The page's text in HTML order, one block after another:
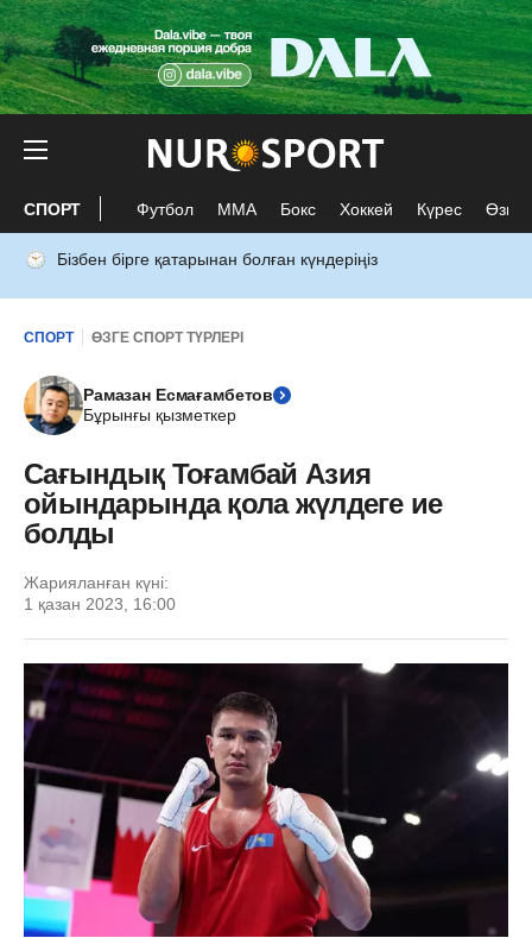
СПОРТ Футбол ММА Бокс Хоккей Күрес Өзге
Бізбен бірге қатарынан болған күндеріңіз
СПОРТ ӨЗГЕ СПОРТ ТҮРЛЕРІ
Рамазан Есмағамбетов
Бұрынғы қызметкер
Сағындық Тоғамбай Азия
ойындарында қола жүлдеге ие
болды
Жарияланған күні:
1 қазан 2023, 16:00